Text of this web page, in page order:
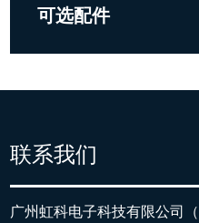
可选配件
联系我们
广州虹科电子科技有限公司